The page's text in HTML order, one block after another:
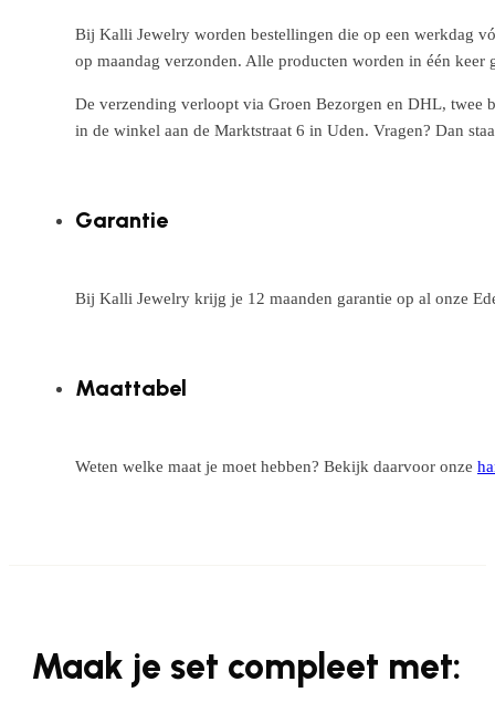
Bij Kalli Jewelry worden bestellingen die op een werkdag
op maandag verzonden. Alle producten worden in één
De verzending verloopt via Groen Bezorgen en DHL, twee
in de winkel aan de Marktstraat 6 in Uden. Vragen? Dan
Garantie
Bij Kalli Jewelry krijg je 12 maanden garantie op al onze
Maattabel
Weten welke maat je moet hebben? Bekijk daarvoor onze
Maak je set compleet met: